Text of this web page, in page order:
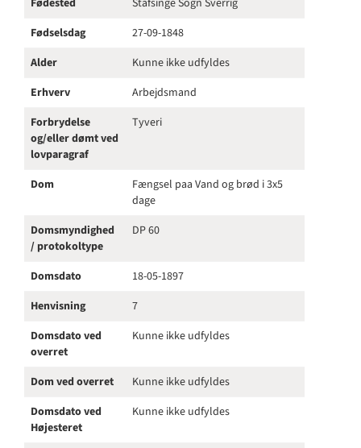
Fødested
Stafsinge Sogn Sverrig
Fødselsdag
27-09-1848
Alder
Kunne ikke udfyldes
Erhverv
Arbejdsmand
Forbrydelse
og/eller dømt ved
lovparagraf
Tyveri
Dom
Fængsel paa Vand og brød i 3x5
dage
Domsmyndighed
/ protokoltype
DP 60
Domsdato
18-05-1897
Henvisning
7
Domsdato ved
overret
Kunne ikke udfyldes
Dom ved overret
Kunne ikke udfyldes
Domsdato ved
Højesteret
Kunne ikke udfyldes